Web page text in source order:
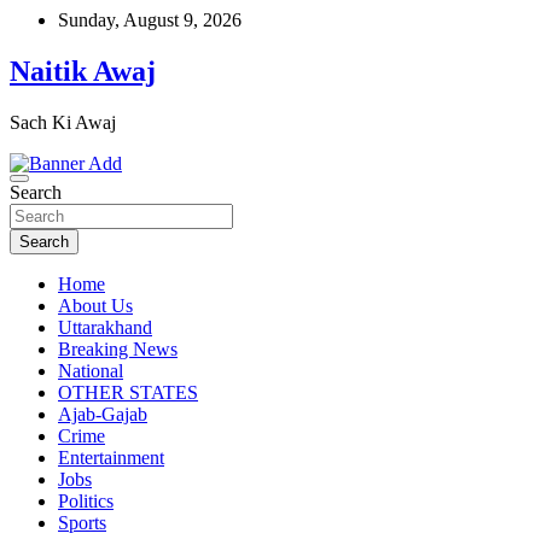
Skip
content
Sunday, August 9, 2026
Naitik Awaj
Sach Ki Awaj
Search
Search
Home
About Us
Uttarakhand
Breaking News
National
OTHER STATES
Ajab-Gajab
Crime
Entertainment
Jobs
Politics
Sports